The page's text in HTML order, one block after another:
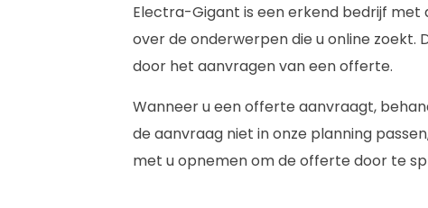
Electra-Gigant is een erkend bedrijf met
over de onderwerpen die u online zoekt.
door het aanvragen van een offerte.
Wanneer u een offerte aanvraagt,
de aanvraag niet in onze planning
met u opnemen om de offerte door te